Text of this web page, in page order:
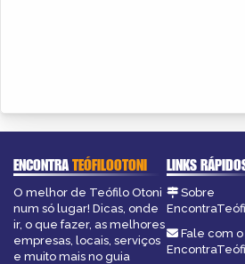
ENCONTRATEÓFILOOTONI
O melhor de Teófilo Otoni
num só lugar! Dicas, onde
ir, o que fazer, as melhores
empresas, locais, serviços
e muito mais no guia
LINKS
Sobre
Fale com o